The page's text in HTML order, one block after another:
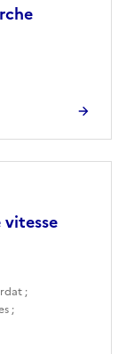
vitesse
;
;